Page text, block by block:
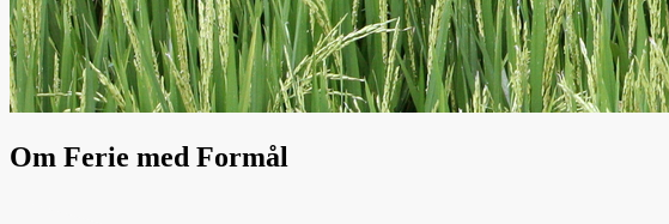
Om Ferie med Formål